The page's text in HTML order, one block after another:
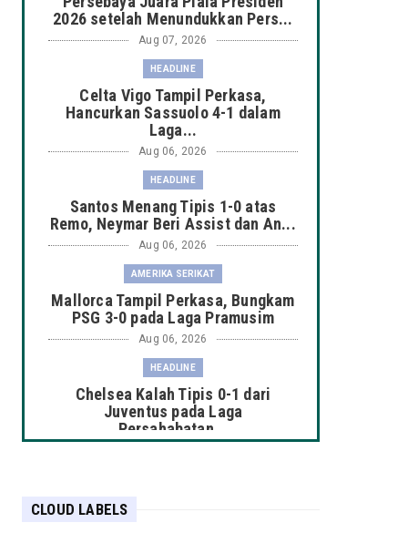
2026 setelah Menundukkan Pers...
Aug 07, 2026
HEADLINE
Celta Vigo Tampil Perkasa,
Hancurkan Sassuolo 4-1 dalam
Laga...
Aug 06, 2026
HEADLINE
Santos Menang Tipis 1-0 atas
Remo, Neymar Beri Assist dan An...
Aug 06, 2026
AMERIKA SERIKAT
Mallorca Tampil Perkasa, Bungkam
PSG 3-0 pada Laga Pramusim
Aug 06, 2026
HEADLINE
Chelsea Kalah Tipis 0-1 dari
Juventus pada Laga
Persahabatan...
Manchester City Taklukkan K-
CLOUD LABELS